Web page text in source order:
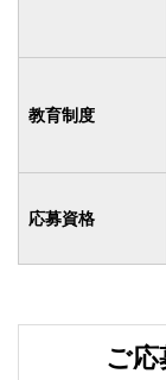
教育制度
応募資格
ご